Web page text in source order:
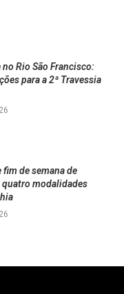
Rio São Francisco:
para a 2ª Travessia
de semana de
modalidades